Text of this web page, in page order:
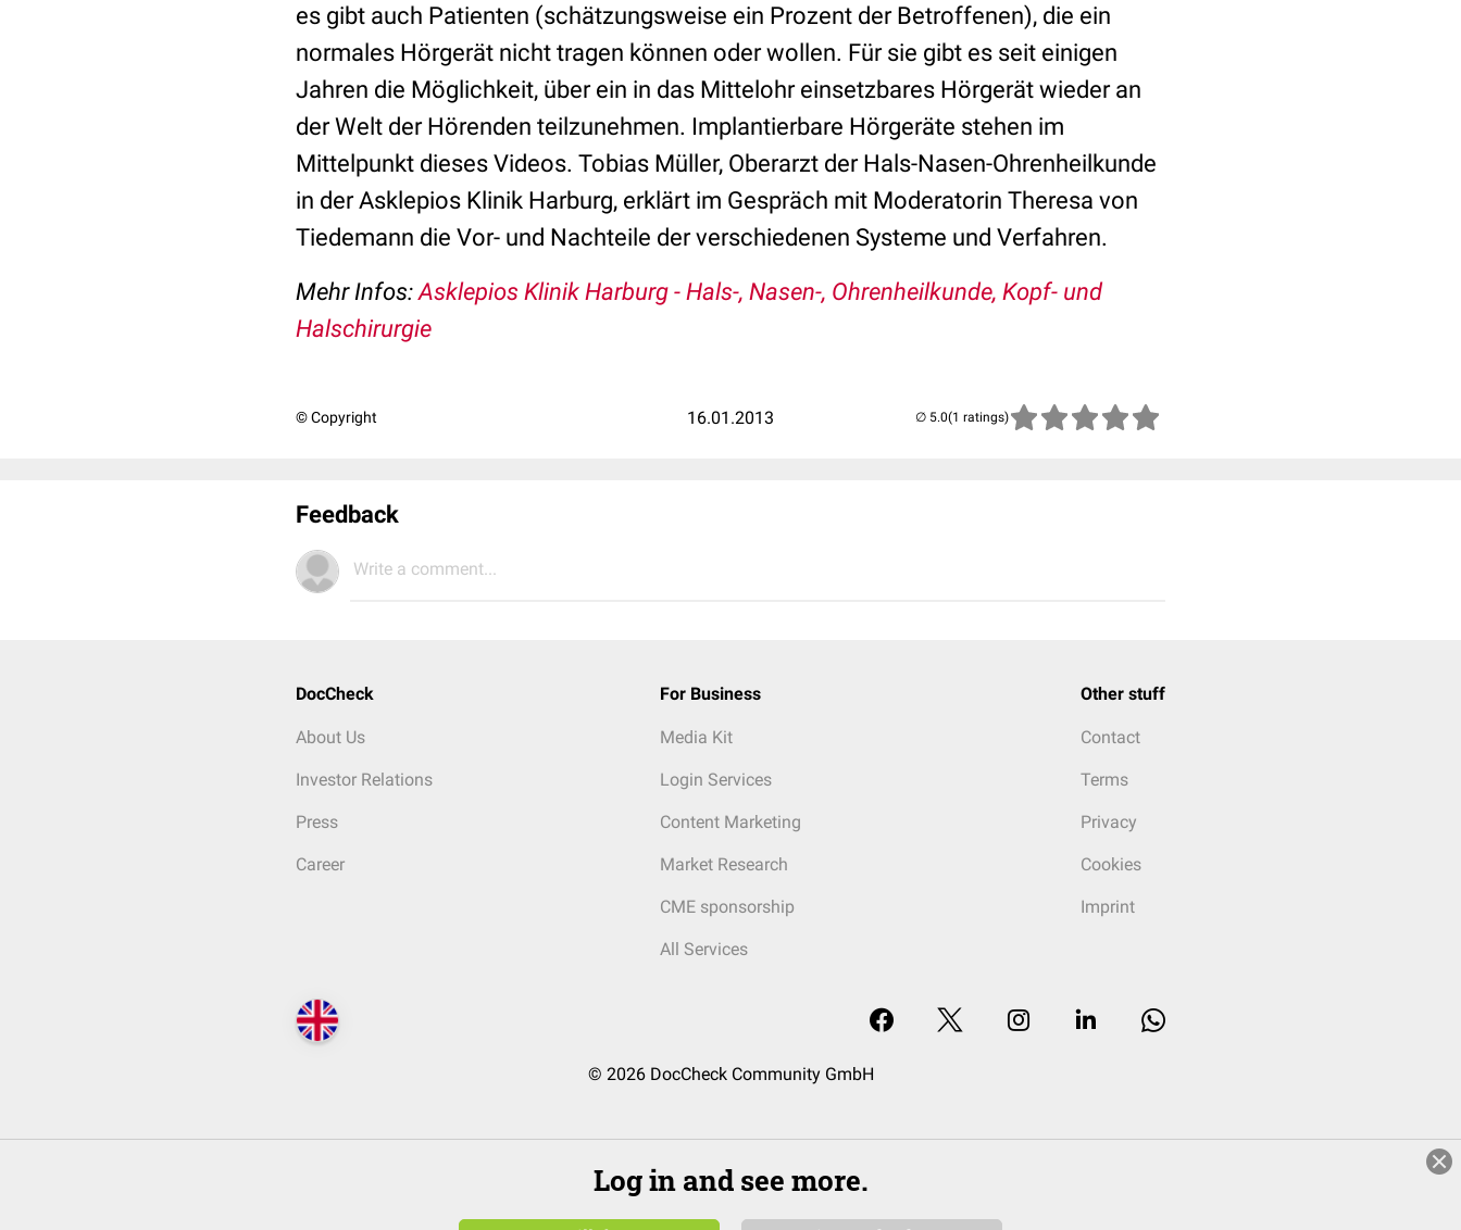
es gibt auch Patienten (schätzungsweise ein Prozent der Betroffenen), die ein
normales Hörgerät nicht tragen können oder wollen. Für sie gibt es seit einigen
Jahren die Möglichkeit, über ein in das Mittelohr einsetzbares Hörgerät wieder an
der Welt der Hörenden teilzunehmen. Implantierbare Hörgeräte stehen im
Mittelpunkt dieses Videos. Tobias Müller, Oberarzt der Hals-Nasen-Ohrenheilkunde
in der Asklepios Klinik Harburg, erklärt im Gespräch mit Moderatorin Theresa von
Tiedemann die Vor- und Nachteile der verschiedenen Systeme und Verfahren.
Mehr Infos:Asklepios Klinik Harburg - Hals-, Nasen-, Ohrenheilkunde, Kopf- und
Halschirurgie
© Copyright 16.01.2013 (1 ratings)
Feedback
Write a comment...
DocCheck
About Us
Investor Relations
Press
Career
For Business
Media Kit
Login Services
Content Marketing
Market Research
CME sponsorship
All Services
Other stuff
Contact
Terms
Privacy
Cookies
Imprint
© 2026 DocCheck Community GmbH
Log in and see more.